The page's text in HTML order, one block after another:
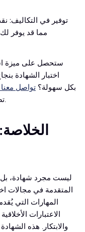
توفير في التكاليف:
اختبار الشهادة
للحصول على شهادة GIAC GXPN بكل سهولة؟ تواصل معنا
لمعرفة المزيد.
المتقدمة في مجالات
المهارات التي
الاعتبارات
والابتكار. هذه